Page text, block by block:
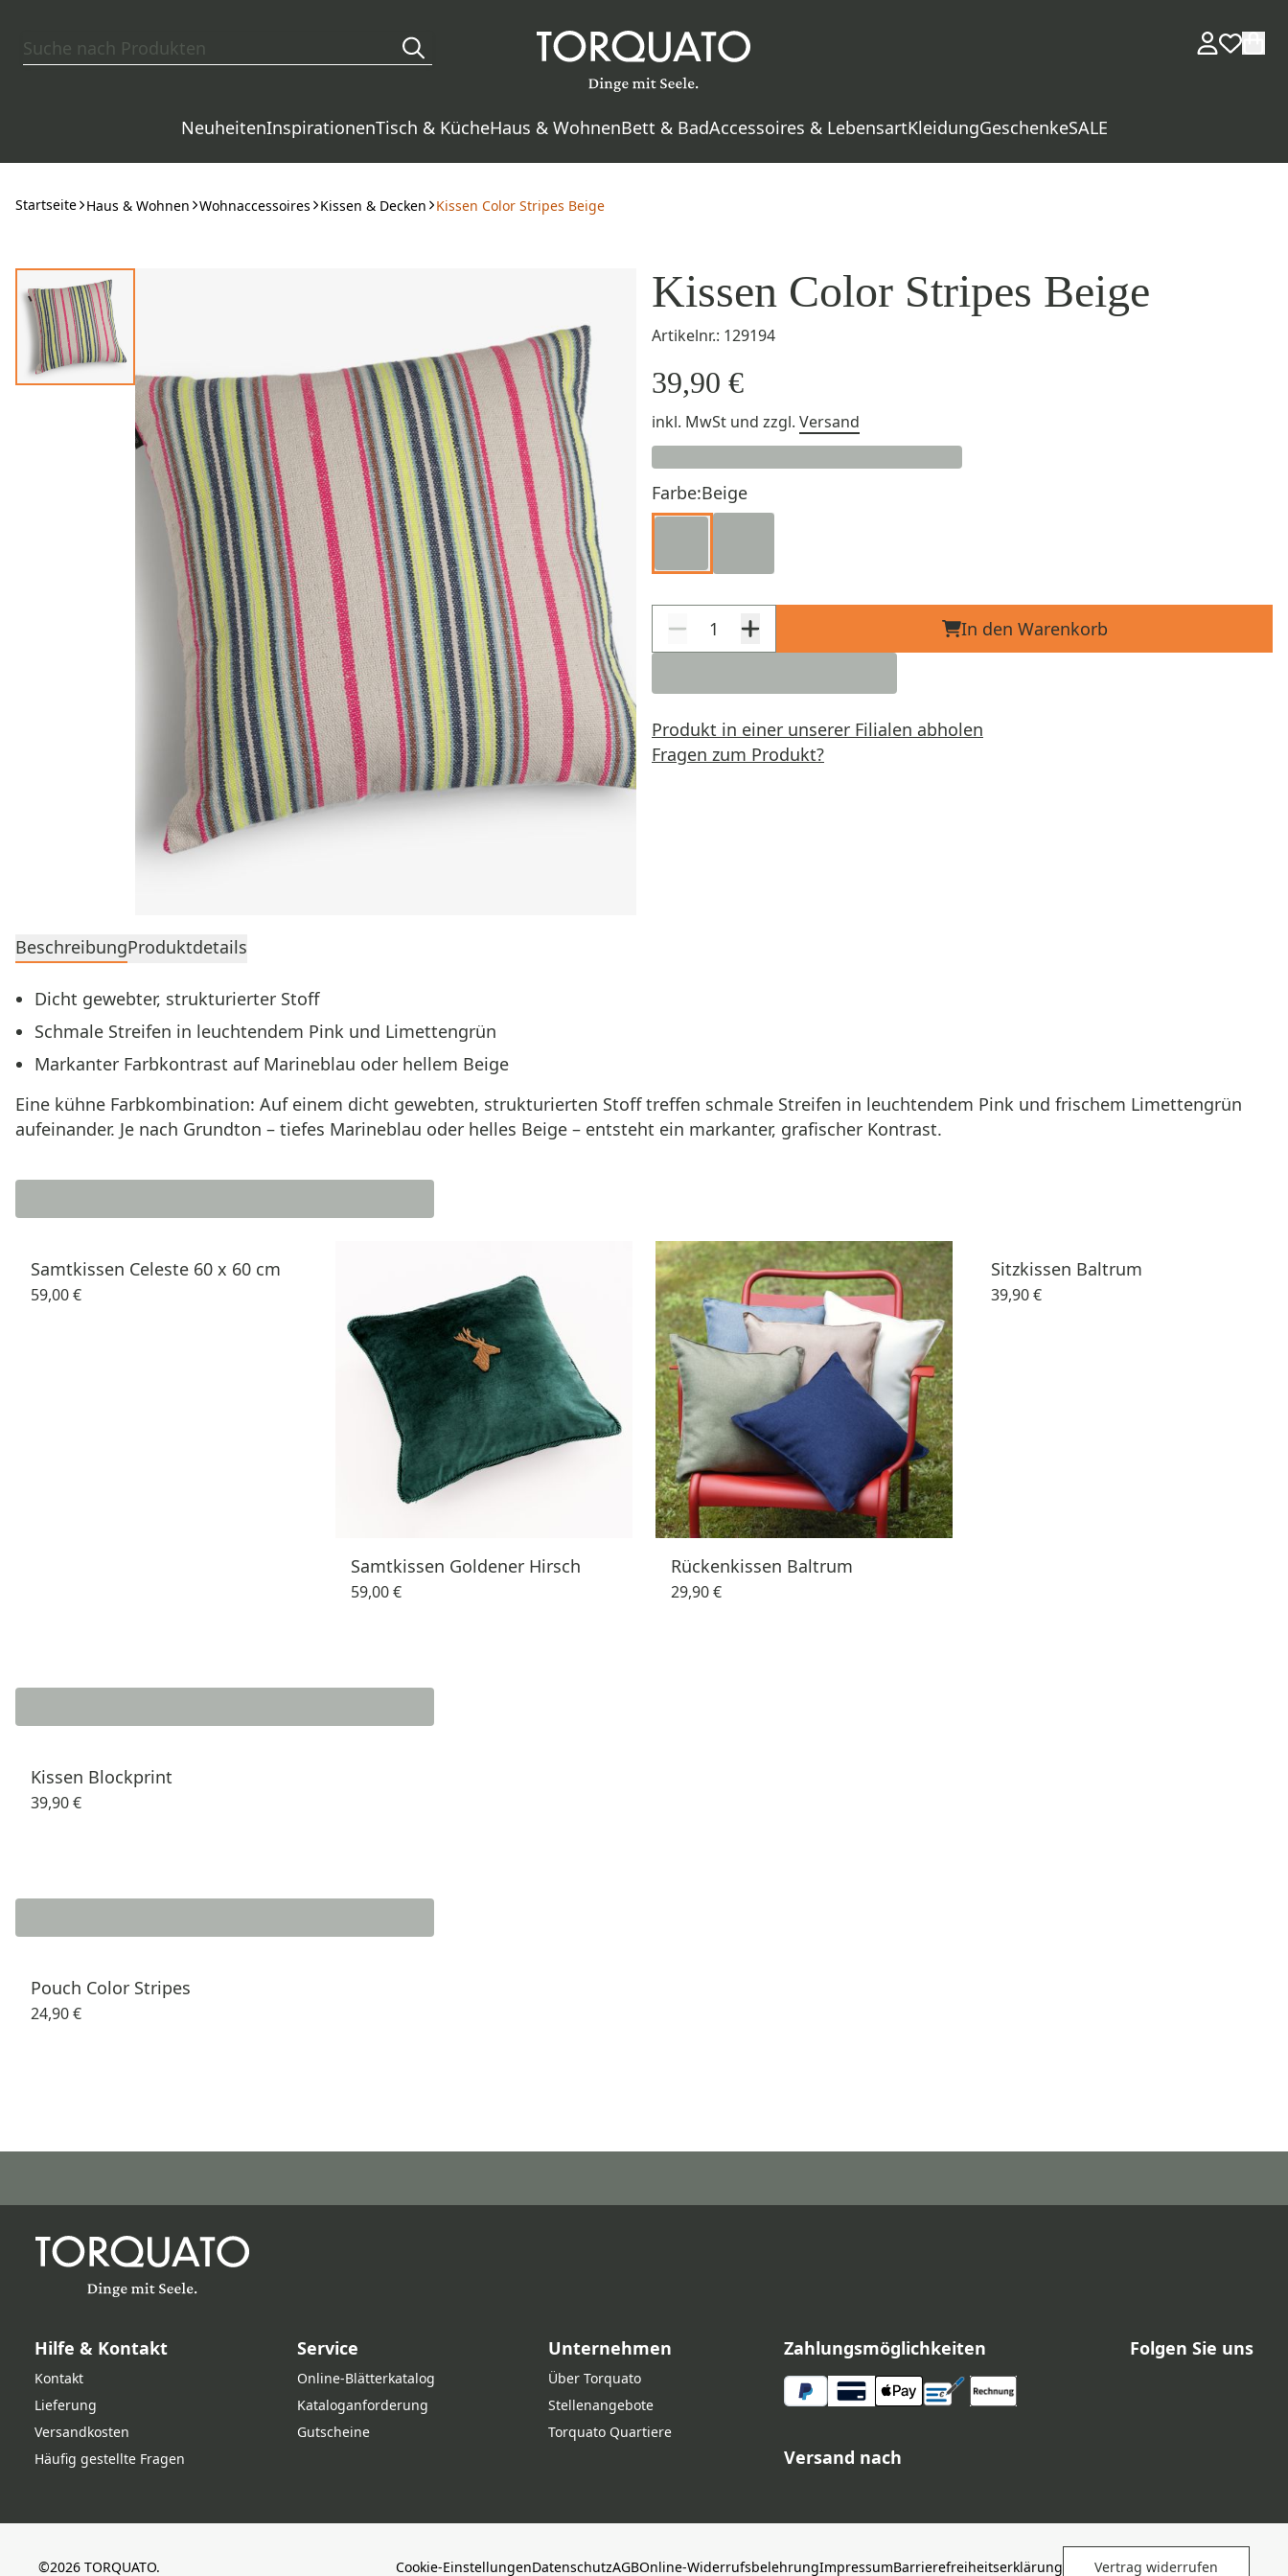
NeuheitenInspirationenTisch & KücheHaus & WohnenBett & BadAccessoires & LebensartKleidungGeschenkeSALE
Startseite Haus & Wohnen Wohnaccessoires Kissen & Decken Kissen Color Stripes Beige
Kissen Color Stripes Beige
Artikelnr.: 129194
39,90 €
inkl. MwSt und zzgl. Versand
Farbe:Beige
In den Warenkorb
Produkt in einer unserer Filialen abholen
Fragen zum Produkt?
BeschreibungProduktdetails
Dicht gewebter, strukturierter Stoff
Schmale Streifen in leuchtendem Pink und Limettengrün
Markanter Farbkontrast auf Marineblau oder hellem Beige
Eine kühne Farbkombination: Auf einem dicht gewebten, strukturierten Stoff treffen schmale Streifen in leuchtendem Pink und frischem Limettengrün
aufeinander. Je nach Grundton – tiefes Marineblau oder helles Beige – entsteht ein markanter, grafischer Kontrast.
Samtkissen Celeste 60 x 60 cm
59,00 €
Samtkissen Goldener Hirsch
59,00 €
Rückenkissen Baltrum
29,90 €
Sitzkissen Baltrum
39,90 €
Kissen Blockprint
39,90 €
Pouch Color Stripes
24,90 €
Hilfe & Kontakt
Kontakt
Lieferung
Versandkosten
Häufig gestellte Fragen
Service
Online‑Blätterkatalog
Kataloganforderung
Gutscheine
Unternehmen
Über Torquato
Stellenangebote
Torquato Quartiere
Zahlungsmöglichkeiten
Versand nach
Folgen Sie uns
©2026 TORQUATO. Cookie-EinstellungenDatenschutzAGBOnline-WiderrufsbelehrungImpressumBarrierefreiheitserklärung Vertrag widerrufen